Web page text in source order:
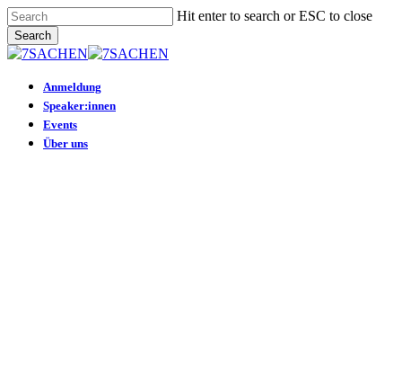
Skip
to
main
Hit enter to search or ESC to close
Search
Close
Menu
Anmeldung
Speaker:innen
Events
Über uns